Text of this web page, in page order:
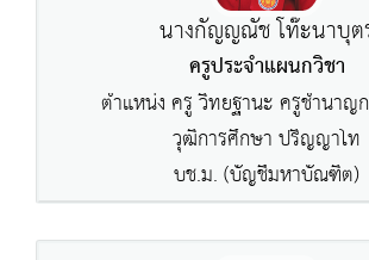
นางกัญญณัช โท๊ะนาบุต
ครูประจำแผนกวิชา
ตำแหน่ง ครู วิทยฐานะ ครูชำนาญ
วุฒิการศึกษา ปริญญาโท
บช.ม. (บัญชีมหาบัณฑิต)